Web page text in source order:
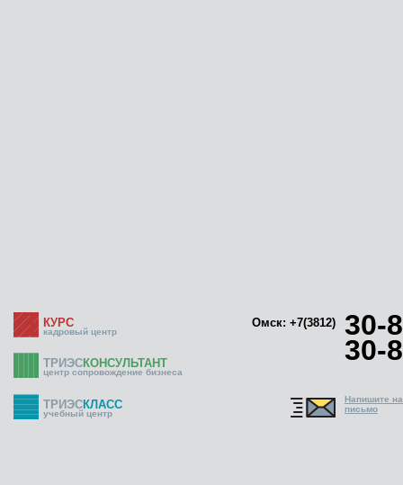
КУРС
кадровый центр
Омск: +7(3812) 30-
30-
ТРИЭСКОНСУЛЬТАНТ
центр сопровождение бизнеса
ТРИЭСКЛАСС
учебный центр
Напишите
письмо